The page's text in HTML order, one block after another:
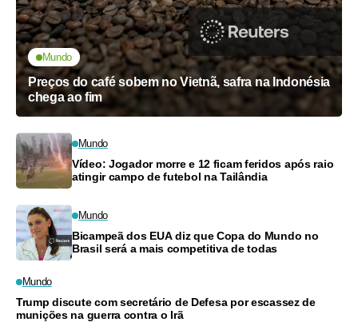
Mundo
Preços do café sobem no Vietnã, safra na Indonésia
chega ao fim
Mundo
Vídeo: Jogador morre e 12 ficam feridos após raio
atingir campo de futebol na Tailândia
Mundo
Bicampeã dos EUA diz que Copa do Mundo no
Brasil será a mais competitiva de todas
Mundo
Trump discute com secretário de Defesa por escassez de
munições na guerra contra o Irã